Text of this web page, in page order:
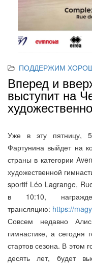
ПОДДЕРЖИМ
Вперед и
выступит на
Уже в эту пятницу,
Фартунина выйдет на
страны в категории
художественной
sportif Léo Lagrange,
в 10:10,
трансляцию: https://
Совсем недавно
гимнастике, а сегодня
стартов сезона. В этом
десять лет, будет